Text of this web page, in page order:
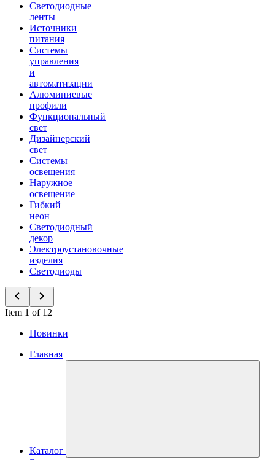
Светодиодные
ленты
Источники
питания
Системы
управления
и
автоматизации
Алюминиевые
профили
Функциональный
свет
Дизайнерский
свет
Системы
освещения
Наружное
освещение
Гибкий
неон
Светодиодный
декор
Электроустановочные
изделия
Светодиоды
Item 1 of 12
Новинки
Главная
Каталог